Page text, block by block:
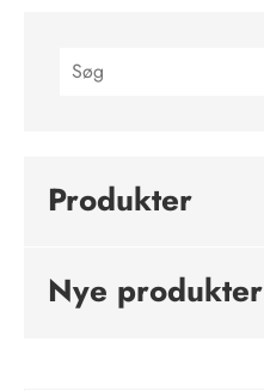
Produkter
Nye produkter